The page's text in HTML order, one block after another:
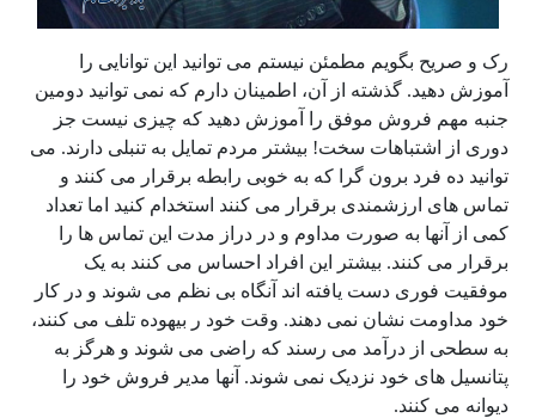
رک و صریح بگویم مطمئن نیستم می توانید این توانایی را
آموزش دهید. گذشته از آن، اطمینان دارم که نمی توانید دومین
جنبه مهم فروش موفق را آموزش دهید که چیزی نیست جز
دوری از اشتباهات سخت! بیشتر مردم تمایل به تنبلی دارند. می
توانید ده فرد برون گرا که به خوبی رابطه برقرار می کنند و
تماس های ارزشمندی برقرار می کنند استخدام کنید اما تعداد
کمی از آنها به صورت مداوم و در دراز مدت این تماس ها را
برقرار می کنند. بیشتر این افراد احساس می کنند به یک
موفقیت فوری دست یافته اند آنگاه بی نظم می شوند و در کار
خود مداومت نشان نمی دهند. وقت خود ر بیهوده تلف می کنند،
به سطحی از درآمد می رسند که راضی می شوند و هرگز به
پتانسیل های خود نزدیک نمی شوند. آنها مدیر فروش خود را
دیوانه می کنند.